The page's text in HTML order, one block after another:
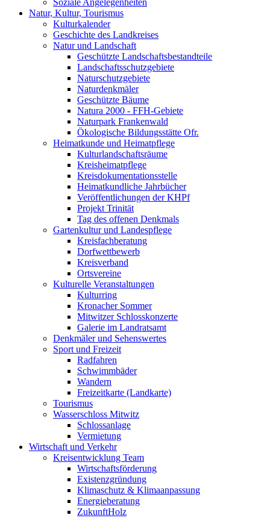
Soziale Angelegenheiten
Natur, Kultur, Tourismus
Kulturkalender
Geschichte des Landkreises
Natur und Landschaft
Geschützte Landschaftsbestandteile
Landschaftsschutzgebiete
Naturschutzgebiete
Naturdenkmäler
Geschützte Bäume
Natura 2000 - FFH-Gebiete
Naturpark Frankenwald
Ökologische Bildungsstätte Ofr.
Heimatkunde und Heimatpflege
Kulturlandschaftsräume
Kreisheimatpflege
Kreisdokumentationsstelle
Heimatkundliche Jahrbücher
Veröffentlichungen der KHPf
Projekt Trinität
Tag des offenen Denkmals
Gartenkultur und Landespflege
Kreisfachberatung
Dorfwettbewerb
Kreisverband
Ortsvereine
Kulturelle Veranstaltungen
Kulturring
Kronacher Sommer
Mitwitzer Schlosskonzerte
Galerie im Landratsamt
Denkmäler und Sehenswertes
Sport und Freizeit
Radfahren
Schwimmbäder
Wandern
Freizeitkarte (Landkarte)
Tourismus
Wasserschloss Mitwitz
Schlossanlage
Vermietung
Wirtschaft und Verkehr
Kreisentwicklung Team
Wirtschaftsförderung
Existenzgründung
Klimaschutz & Klimaanpassung
Energieberatung
ZukunftHolz